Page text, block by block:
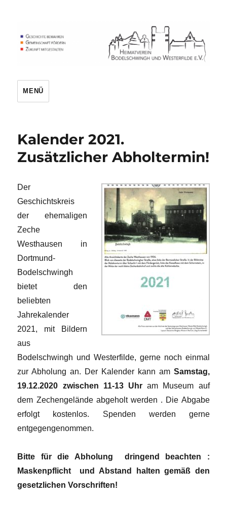
MENÜ
Kalender 2021.
Zusätzlicher Abholtermin!
Der
Geschichtskreis
der ehemaligen
Zeche
Westhausen in
Dortmund-
Bodelschwingh
bietet den
beliebten
Jahrekalender
2021, mit Bildern
aus
Bodelschwingh und Westerfilde, gerne noch einmal
zur Abholung an. Der Kalender kann am Samstag,
19.12.2020 zwischen 11-13 Uhr am Museum auf
dem Zechengelände abgeholt werden . Die Abgabe
erfolgt kostenlos. Spenden werden gerne
entgegengenommen.
Bitte für die Abholung dringend beachten :
Maskenpflicht und Abstand halten gemäß den
gesetzlichen Vorschriften!